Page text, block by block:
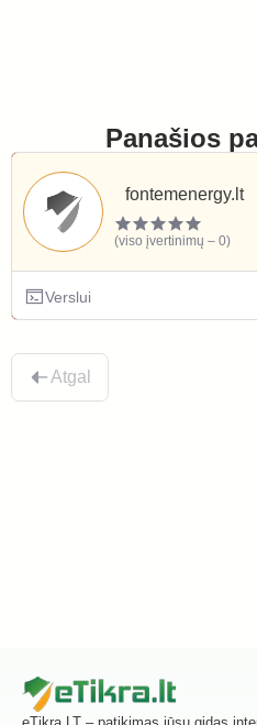
Panašios
fontemenergy.lt
(viso įvertinimų – 0)
Verslui
Atgal